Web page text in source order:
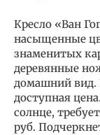
Кресло «Ван
насыщенные
знаменитых
деревянные
домашний вид.
доступная
солнце,
руб.